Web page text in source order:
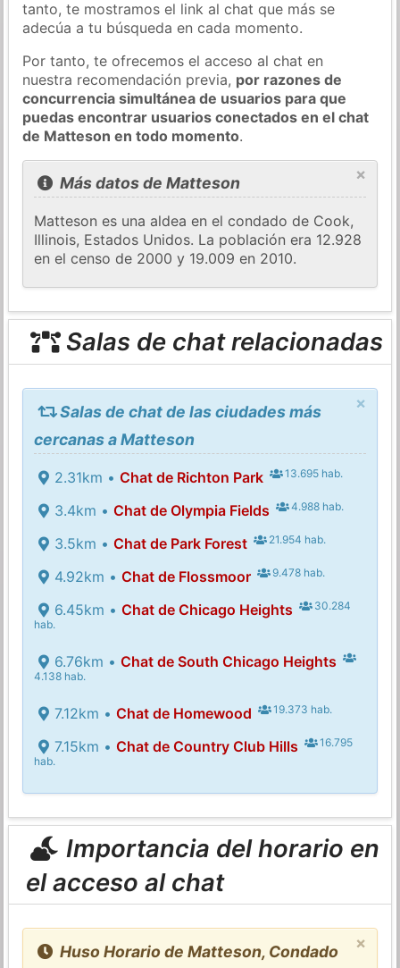
tanto, te mostramos el link al chat que más se
adecúa a tu búsqueda en cada momento.
Por tanto, te ofrecemos el acceso al chat en
nuestra recomendación previa, por razones de
concurrencia simultánea de usuarios para que
puedas encontrar usuarios conectados en el chat
de Matteson en todo momento.
×
Más datos de Matteson
Matteson es una aldea en el condado de Cook,
Illinois, Estados Unidos. La población era 12.928
en el censo de 2000 y 19.009 en 2010.
Salas de chat relacionadas
×
Salas de chat de las ciudades más
cercanas a Matteson
2.31km • Chat de Richton Park 13.695 hab.
3.4km • Chat de Olympia Fields 4.988 hab.
3.5km • Chat de Park Forest 21.954 hab.
4.92km • Chat de Flossmoor 9.478 hab.
6.45km • Chat de Chicago Heights
30.284
hab.
6.76km • Chat de South Chicago Heights
4.138 hab.
7.12km • Chat de Homewood 19.373 hab.
7.15km • Chat de Country Club Hills
16.795
hab.
Importancia del horario en
el acceso al chat
×
Huso Horario de Matteson, Condado